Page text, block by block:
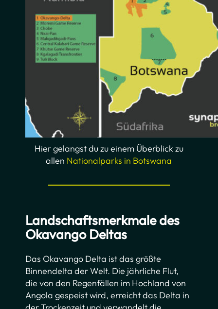
Hier gelangst du zu einem Überblick zu
allen Nationalparks in Botswana
Landschaftsmerkmale des
Okavango Deltas
Das Okavango Delta ist das größte
Binnendelta der Welt. Die jährliche Flut,
die von den Regenfällen im Hochland von
Angola gespeist wird, erreicht das Delta in